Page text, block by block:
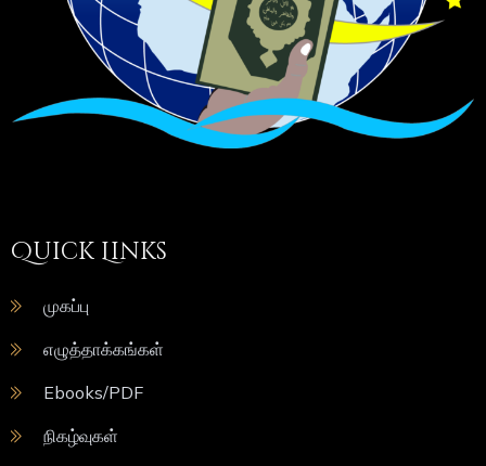
Quick Links
முகப்பு
எழுத்தாக்கங்கள்
Ebooks/PDF
நிகழ்வுகள்